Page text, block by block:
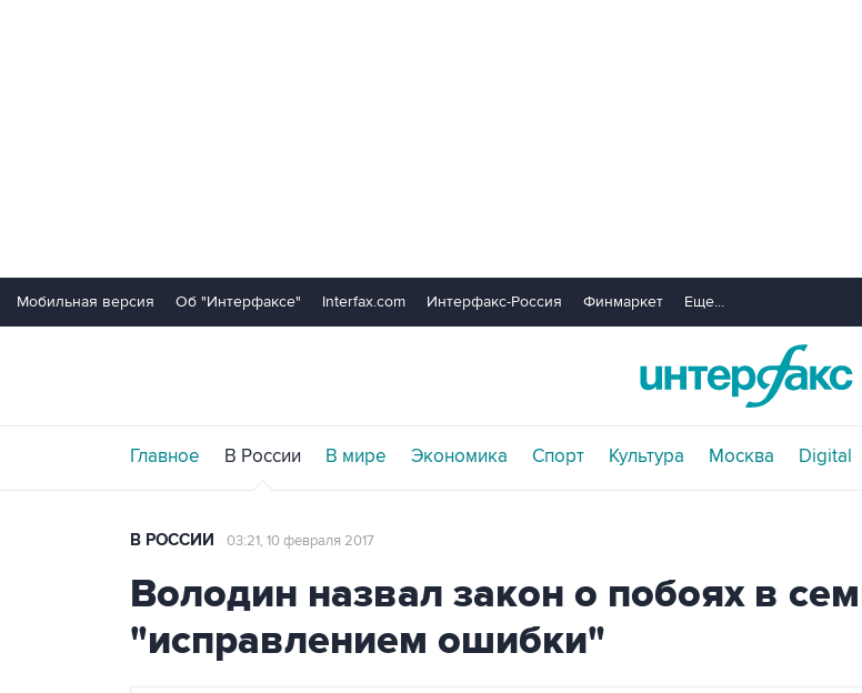
Мобильная версия Об "Интерфаксе" Interfax.com Интерфакс-Россия Финмаркет Еще...
Главное В России В мире Экономика Спорт Культура Москва Digital
В РОССИИ 03:21, 10 февраля 2017
Володин назвал закон о побоях в
"исправлением ошибки"